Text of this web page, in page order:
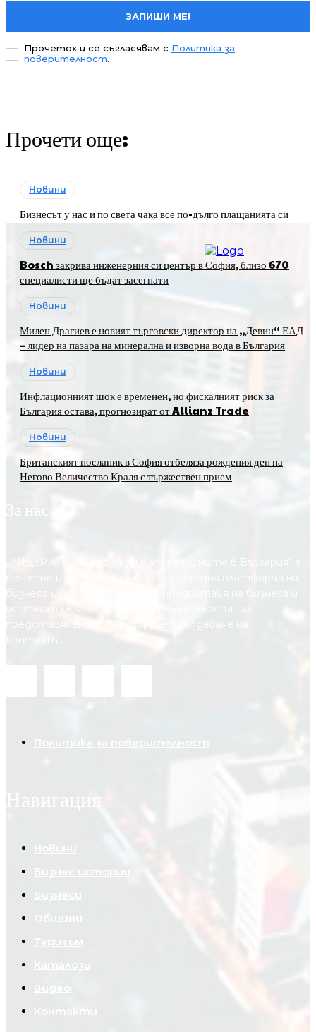
ЗАПИШИ МЕ!
Прочетох и се съгласявам с Политика за
поверителност.
Прочети още:
Новини
Бизнесът у нас и по света чака все по-дълго плащанията си
Новини
Bosch закрива инженерния си център в София, близо 670
специалисти ще бъдат засегнати
Новини
Милен Драгиев е новият търговски директор на „Девин“ ЕАД
– лидер на пазара на минерална и изворна вода в България
Новини
Инфлационният шок е временен, но фискалният риск за
България остава, прогнозират от Allianz Trade
Новини
Британският посланик в София отбеляза рождения ден на
Негово Величество Краля с тържествен прием
За нас
„ЛИДЕРИТЕ, които развиват регионите в България“ е
печатно и онлайн издание, своеобразна платформа на
бизнеса и общините, която предоставя на бизнесa и
местната власт в България възможности за
представяне, популяризиране и създаване на
Политика за поверителност
Навигация
Новини
Бизнес истории
Бизнеси
Общини
Каталози
Видео
Контакти